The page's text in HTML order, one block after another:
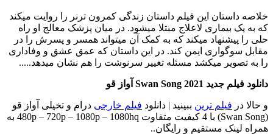
خلاصه داستان این فیلم داستان زندگی کمرون ترنر را روایت میکند
که به یک بیماری لاعلاج مبتلا میشود. در میان پزشک معالج او راه
حلی را پیشنهاد میکند که به کمک آن میتواند همسر و پسرش را در
مقابل سوگواری ایمن کند. در این داستان که عمق عشق و وفاداری
را به تصویر میکشد مسئله تغییر سرنوشت را هم نشان میدهد.....
دانلود فیلم جدید Swan Song 2021 آواز قو
و حالا در فیلم ترین ببینید | دانلود فیلم خارجی درام و تخیلی آواز قو
(Swan Song) با 4 کیفیت متفاوت 480p – 720p – 1080p – 1080hq به
همراه لینک مستقیم و رایگان..